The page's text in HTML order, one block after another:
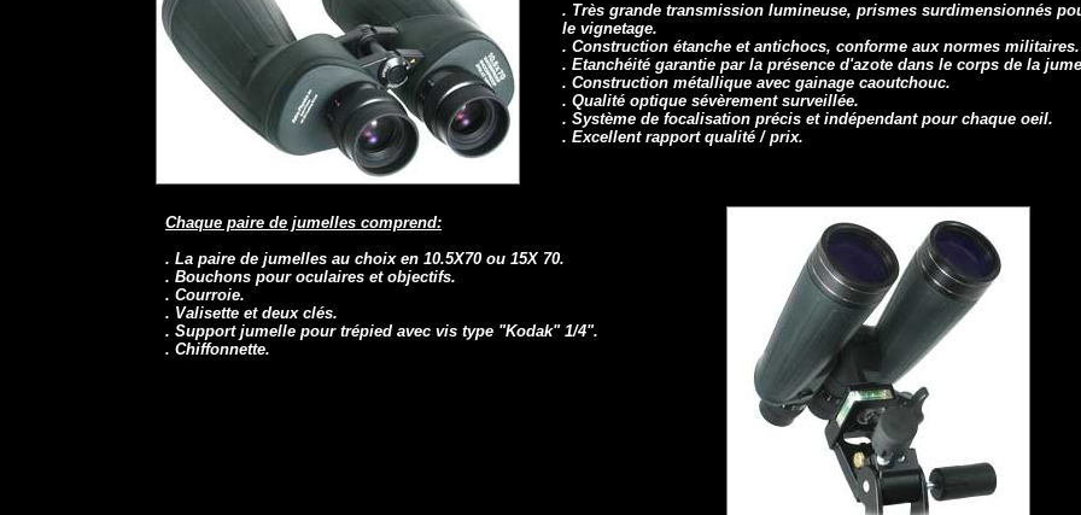
. Très grande transmission lumineuse, prismes surdimensionnés
le vignetage.
. Construction étanche et antichocs, conforme aux normes militaires.
. Etanchéité garantie par la présence d'azote dans le corps de la
. Construction métallique avec gainage caoutchouc.
. Qualité optique sévèrement surveillée.
. Système de focalisation précis et indépendant pour chaque oeil.
. Excellent rapport qualité / prix.
Chaque paire de jumelles comprend:
. La paire de jumelles au choix en 10.5X70 ou 15X 70.
. Bouchons pour oculaires et objectifs.
. Courroie.
. Valisette et deux clés.
. Support jumelle pour trépied avec vis type "Kodak" 1/4".
. Chiffonnette.